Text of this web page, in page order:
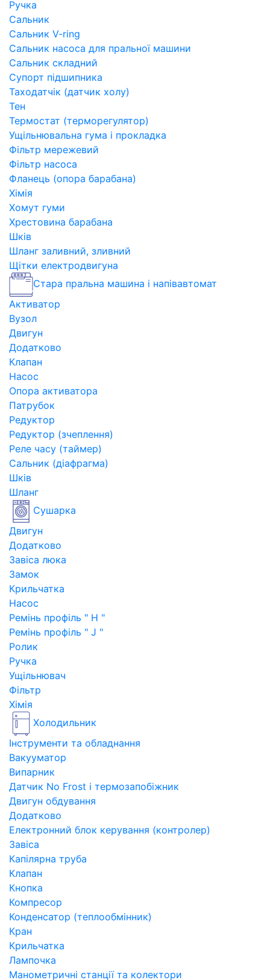
Ручка
Сальник
Сальник V-ring
Сальник насоса для пральної машини
Сальник складний
Супорт підшипника
Таходатчік (датчик холу)
Тен
Термостат (терморегулятор)
Ущільнювальна гума і прокладка
Фільтр мережевий
Фільтр насоса
Фланець (опора барабана)
Хімія
Хомут гуми
Хрестовина барабана
Шків
Шланг заливний, зливний
Щітки електродвигуна
Стара пральна машина і напівавтомат
Активатор
Вузол
Двигун
Додатково
Клапан
Насос
Опора активатора
Патрубок
Редуктор
Редуктор (зчеплення)
Реле часу (таймер)
Сальник (діафрагма)
Шків
Шланг
Сушарка
Двигун
Додатково
Завіса люка
Замок
Крильчатка
Насос
Ремінь профіль " H "
Ремінь профіль " J "
Ролик
Ручка
Ущільнювач
Фільтр
Хімія
Холодильник
Інструменти та обладнання
Вакууматор
Випарник
Датчик No Frost і термозапобіжник
Двигун обдування
Додатково
Електронний блок керування (контролер)
Завіса
Капілярна труба
Клапан
Кнопка
Компресор
Конденсатор (теплообмінник)
Кран
Крильчатка
Лампочка
Манометричні станції та колектори